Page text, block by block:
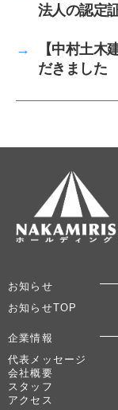
法人の認定
→
【中村土木
だきました
お知らせ
お知らせTOP
企業情報
代表メッセージ
会社概要
スタッフ
アクセス